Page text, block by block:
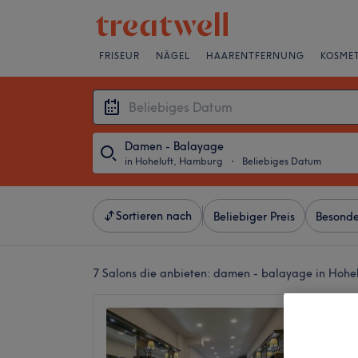
FRISEUR NÄGEL HAARENTFERNUNG
Damen - Balayage
in Hoheluft, Hamburg ・ Beliebiges Datum
Sortieren nach Beliebiger Preis
7 Salons die anbieten: damen - balayage in